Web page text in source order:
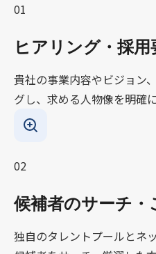
01
ヒアリング・採用
貴社の事業内容やビジョン
グし、求める人物像を明確に
02
候補者のサーチ・
独自のタレントプールとネ